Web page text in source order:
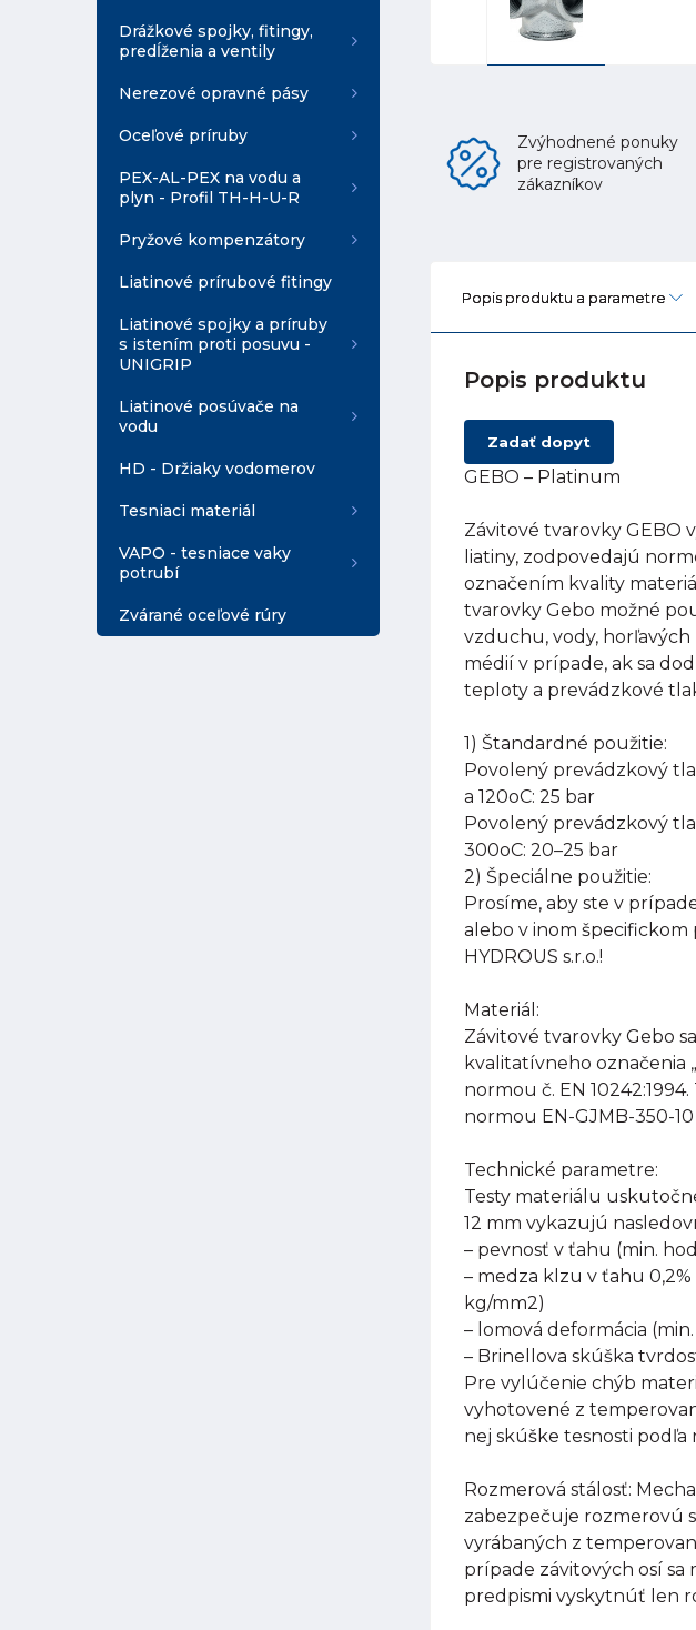
Drážkové spojky, fitingy,
predĺženia a ventily
Nerezové opravné pásy
Oceľové príruby
PEX-AL-PEX na vodu a
plyn - Profil TH-H-U-R
Pryžové kompenzátory
Liatinové prírubové fitingy
Liatinové spojky a príruby
s istením proti posuvu -
UNIGRIP
Liatinové posúvače na
vodu
HD - Držiaky vodomerov
Tesniaci materiál
VAPO - tesniace vaky
potrubí
Zvárané oceľové rúry
Zvýhodnené ponuky
pre registrovaných
zákazníkov
Popis produktu a parametre
Popis produktu
Zadať dopyt
GEBO – Platinum
Závitové tvarovky GEBO
liatiny, zodpovedajú
označením kvality
tvarovky Gebo možné
vzduchu, vody,
médií v prípade, ak sa
teploty a prevádzkové
1) Štandardné použitie:
Povolený prevádzkový
a 120oC: 25 bar
Povolený prevádzkový
300oC: 20–25 bar
2) Špeciálne použitie:
Prosíme, aby ste v
alebo v inom
HYDROUS s.r.o.!
Materiál:
Závitové tvarovky Gebo
kvalitatívneho označenia
normou č. EN
normou EN-GJMB-350-10
Technické parametre:
Testy materiálu
12 mm vykazujú
– pevnosť v ťahu (min.
– medza klzu v ťahu
kg/mm2)
– lomová deformácia
– Brinellova skúška
Pre vylúčenie chýb
vyhotovené z
nej skúške tesnosti podľa
Rozmerová stálosť:
zabezpečuje rozmerovú
vyrábaných z
prípade závitových osí sa
predpismi vyskytnúť len